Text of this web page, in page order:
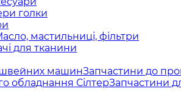
голки
мастильниці, фільтри
для тканини
Запчастини до
Запчастини